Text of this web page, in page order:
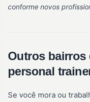
conforme novos
Outros bairros
personal
Se você mora ou